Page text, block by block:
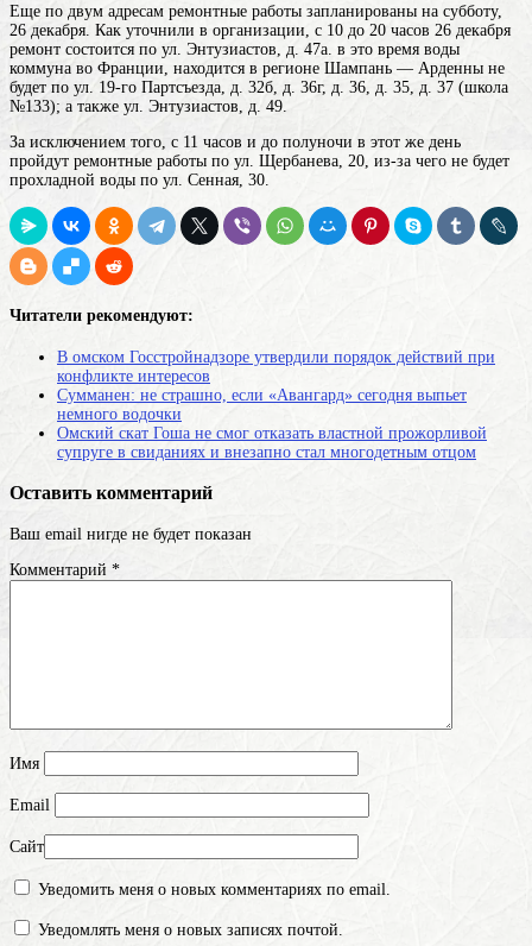
Еще по двум адресам ремонтные работы запланированы на субботу,
26 декабря. Как уточнили в организации, с 10 до 20 часов 26 декабря
ремонт состоится по ул. Энтузиастов, д. 47а. в это время воды
коммуна во Франции, находится в регионе Шампань — Арденны не
будет по ул. 19-го Партсъезда, д. 32б, д. 36г, д. 36, д. 35, д. 37 (школа
№133); а также ул. Энтузиастов, д. 49.
За исключением того, с 11 часов и до полуночи в этот же день
пройдут ремонтные работы по ул. Щербанева, 20, из-за чего не будет
прохладной воды по ул. Сенная, 30.
Читатели рекомендуют:
В омском Госстройнадзоре утвердили порядок действий при
конфликте интересов
Сумманен: не страшно, если «Авангард» сегодня выпьет
немного водочки
Омский скат Гоша не смог отказать властной прожорливой
супруге в свиданиях и внезапно стал многодетным отцом
Оставить комментарий
Ваш email нигде не будет показан
Комментарий *
Имя
Email
Сайт
Уведомить меня о новых комментариях по email.
Уведомлять меня о новых записях почтой.